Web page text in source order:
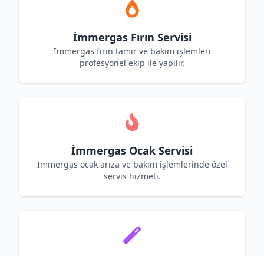
İmmergas Fırın Servisi
İmmergas fırın tamir ve bakım işlemleri
profesyonel ekip ile yapılır.
İmmergas Ocak Servisi
İmmergas ocak arıza ve bakım işlemlerinde özel
servis hizmeti.